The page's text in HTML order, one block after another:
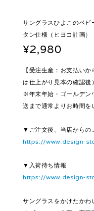
サングラスひよこのベ
タン仕様（ヒヨコ計画）
¥2,980
【受注生産：お支払い
は仕上がり見本の確認後
※年末年始・ゴールデン
送まで通常よりお時間を
▼ご注文後、当店からの
https://www.design-
▼入荷待ち情報
https://www.design-
サングラスをかけたかわ